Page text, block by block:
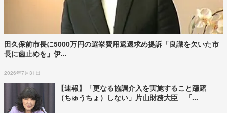
田久保前市長に5000万円の選挙費用返還求め提訴「良識を欠いた市
長に歯止めを」伊...
2026年7月31日
【速報】「更なる協調介入を実施すること躊躇
（ちゅうちょ）しない」片山財務大臣 「...